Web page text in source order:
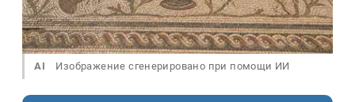
AI Изображение сгенерировано при помощи ИИ